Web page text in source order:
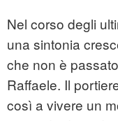
Nel corso degli
una sintonia
che non è
Raffaele. Il
così a vivere un